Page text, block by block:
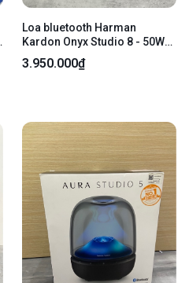
Loa bluetooth Harman
Kardon Onyx Studio 8 - 50W
RMS - Màu xanh dương -
Ngoại hình 98% - Fullbox
3.950.000₫